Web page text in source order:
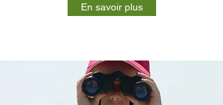
En savoir plus